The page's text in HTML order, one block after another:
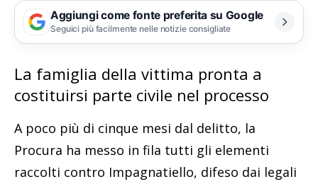
Aggiungi come fonte preferita su Google
Seguici più facilmente nelle notizie consigliate
La famiglia della vittima pronta a
costituirsi parte civile nel processo
A poco più di cinque mesi dal delitto, la
Procura ha messo in fila tutti gli elementi
raccolti contro Impagnatiello, difeso dai legali